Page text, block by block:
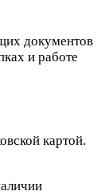
документов
и работе
картой.